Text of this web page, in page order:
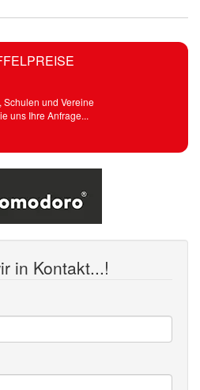
Schulen und Vereine
uns Ihre Anfrage...
in Kontakt...!